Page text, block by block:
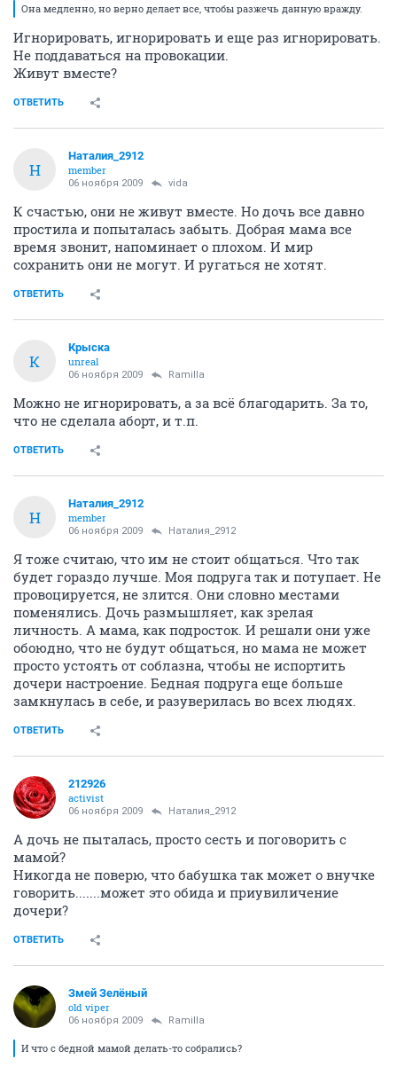
Она медленно, но верно делает все, чтобы разжечь данную вражду.
Игнорировать, игнорировать и еще раз игнорировать.
Не поддаваться на провокации.
Живут вместе?
ОТВЕТИТЬ
Н
Наталия_2912
member
06 ноября 2009 vida
К счастью, они не живут вместе. Но дочь все давно
простила и попыталась забыть. Добрая мама все
время звонит, напоминает о плохом. И мир
сохранить они не могут. И ругаться не хотят.
ОТВЕТИТЬ
К
Крыска
unreal
06 ноября 2009 Ramilla
Можно не игнорировать, а за всё благодарить. За то,
что не сделала аборт, и т.п.
ОТВЕТИТЬ
Н
Наталия_2912
member
06 ноября 2009 Наталия_2912
Я тоже считаю, что им не стоит общаться. Что так
будет гораздо лучше. Моя подруга так и потупает. Не
провоцируется, не злится. Они словно местами
поменялись. Дочь размышляет, как зрелая
личность. А мама, как подросток. И решали они уже
обоюдно, что не будут общаться, но мама не может
просто устоять от соблазна, чтобы не испортить
дочери настроение. Бедная подруга еще больше
замкнулась в себе, и разуверилась во всех людях.
ОТВЕТИТЬ
212926
activist
06 ноября 2009 Наталия_2912
А дочь не пыталась, просто сесть и поговорить с
мамой?
Никогда не поверю, что бабушка так может о внучке
говорить.......может это обида и приувиличение
дочери?
ОТВЕТИТЬ
Змей Зелёный
old viper
06 ноября 2009 Ramilla
И что с бедной мамой делать-то собрались?